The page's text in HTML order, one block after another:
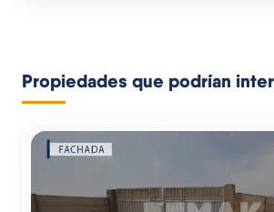
Propiedades que podrían